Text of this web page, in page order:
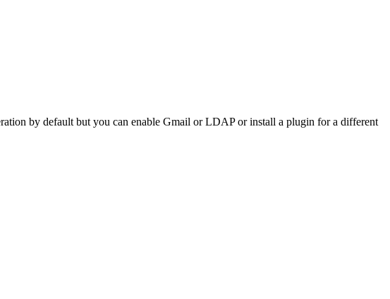
by default but you can enable Gmail or LDAP or install a plugin for a different